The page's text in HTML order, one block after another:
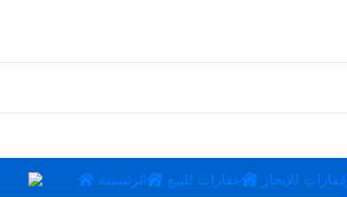
الرئيسية عقارات للبيع عقارات للإيجار